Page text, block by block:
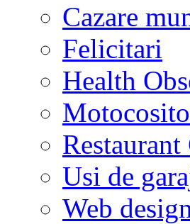
Cazare
Felicitari
Health
Restaurant
Usi de
Web